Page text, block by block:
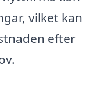
vilket kan
efter